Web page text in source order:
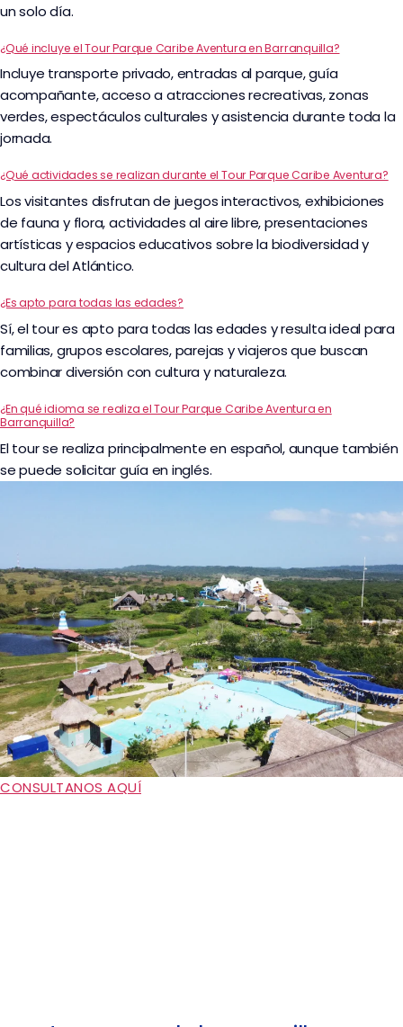
un solo día.
¿Qué incluye el Tour Parque Caribe Aventura en Barranquilla?
Incluye transporte privado, entradas al parque, guía
acompañante, acceso a atracciones recreativas, zonas
verdes, espectáculos culturales y asistencia durante toda la
jornada.
¿Qué actividades se realizan durante el Tour Parque Caribe Aventura?
Los visitantes disfrutan de juegos interactivos, exhibiciones
de fauna y flora, actividades al aire libre, presentaciones
artísticas y espacios educativos sobre la biodiversidad y
cultura del Atlántico.
¿Es apto para todas las edades?
Sí, el tour es apto para todas las edades y resulta ideal para
familias, grupos escolares, parejas y viajeros que buscan
combinar diversión con cultura y naturaleza.
¿En qué idioma se realiza el Tour Parque Caribe Aventura en
Barranquilla?
El tour se realiza principalmente en español, aunque también
se puede solicitar guía en inglés.
CONSULTANOS AQUÍ